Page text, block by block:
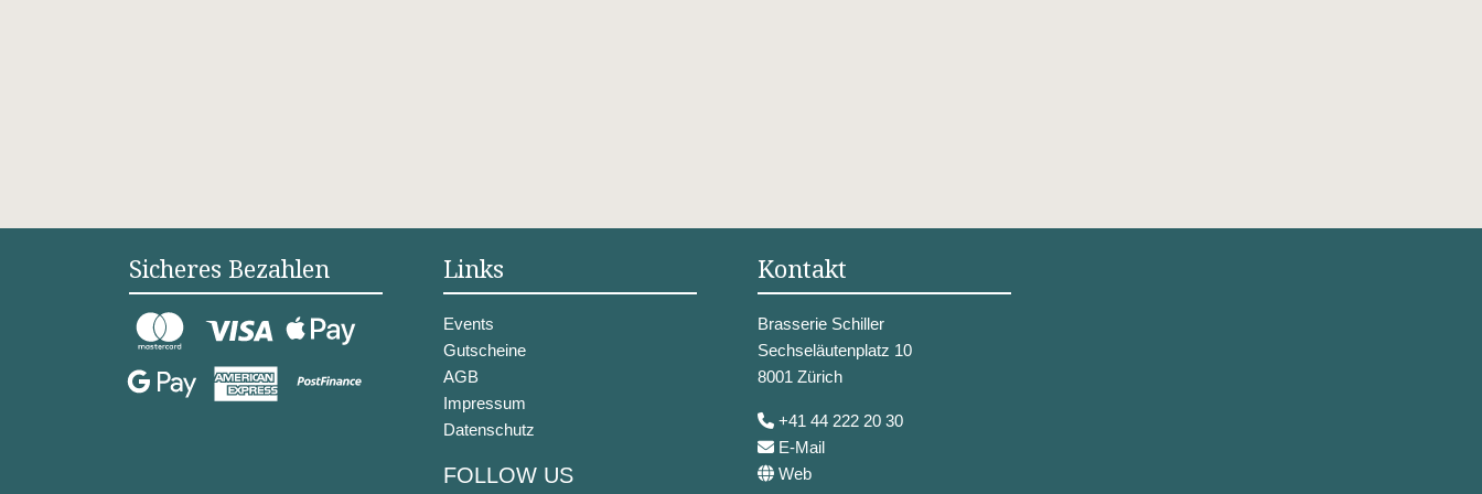
Sicheres Bezahlen Links
Events
Gutscheine
AGB
Impressum
Datenschutz
FOLLOW US
Kontakt
Brasserie Schiller
Sechseläutenplatz 10
8001 Zürich
+41 44 222 20 30
E-Mail
Web